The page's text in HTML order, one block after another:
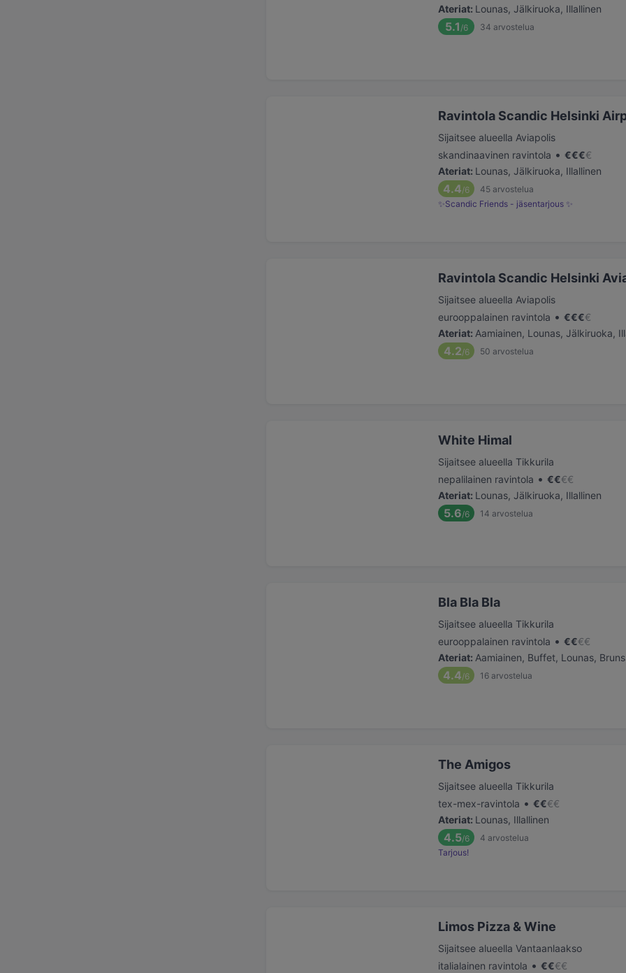
Ateriat: Lounas, Jälkiruoka, Illallinen
5.1 /6 34 arvostelua
Ravintola Scandic Helsinki
Sijaitsee alueella Aviapolis
skandinaavinen ravintola • €€€€
Ateriat: Lounas, Jälkiruoka, Illallinen
4.4/6 45 arvostelua
✨Scandic Friends - jäsentarjous ✨
Ravintola Scandic Helsinki
Sijaitsee alueella Aviapolis
eurooppalainen ravintola • €€€€
Ateriat: Aamiainen, Lounas, Jälkiruoka,
4.2/6 50 arvostelua
White Himal
Sijaitsee alueella Tikkurila
nepalilainen ravintola • €€€€
Ateriat: Lounas, Jälkiruoka, Illallinen
5.6/6 14 arvostelua
Bla Bla Bla
Sijaitsee alueella Tikkurila
eurooppalainen ravintola • €€€€
Ateriat: Aamiainen, Buffet, Lounas,
4.4/6 16 arvostelua
The Amigos
Sijaitsee alueella Tikkurila
tex-mex-ravintola • €€€€
Ateriat: Lounas, Illallinen
4.5/6 4 arvostelua
Tarjous!
Limos Pizza & Wine
Sijaitsee alueella Vantaanlaakso
italialainen ravintola • €€€€